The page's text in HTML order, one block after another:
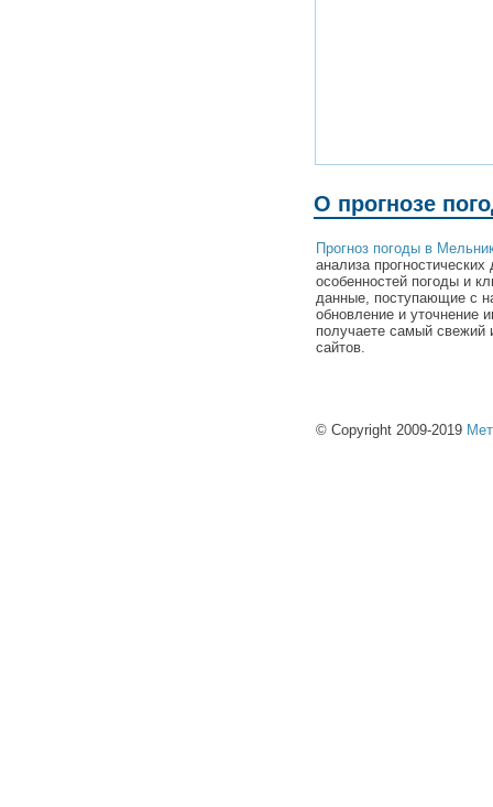
О прогнозе
Прогноз погоды в
анализа
особенностей погоды и
данные, поступающие с
обновление и уточнение
получаете самый свежий
сайтов.
© Copyright 2009-2019